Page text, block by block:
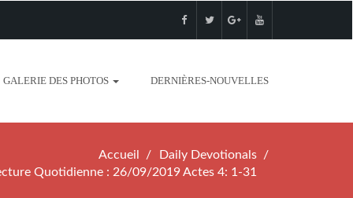
GALERIE DES PHOTOS DERNIÈRES-NOUVELLES
Accueil
Daily Devotionals
Quotidienne : 26/09/2019 Actes 4: 1-31